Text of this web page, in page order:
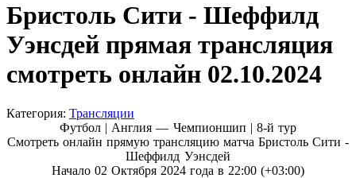
Бристоль Сити - Шеффилд
Уэнсдей прямая трансляция
смотреть онлайн 02.10.2024
Категория: Трансляции
Футбол | Англия — Чемпионшип | 8-й тур
Смотреть онлайн прямую трансляцию матча Бристоль Сити -
Шеффилд Уэнсдей
Начало 02 Октября 2024 года в 22:00 (+03:00)